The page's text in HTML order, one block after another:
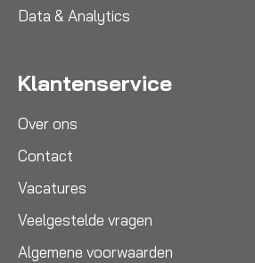
Data & Analytics
Klantenservice
Over ons
Contact
Vacatures
Veelgestelde vragen
Algemene voorwaarden